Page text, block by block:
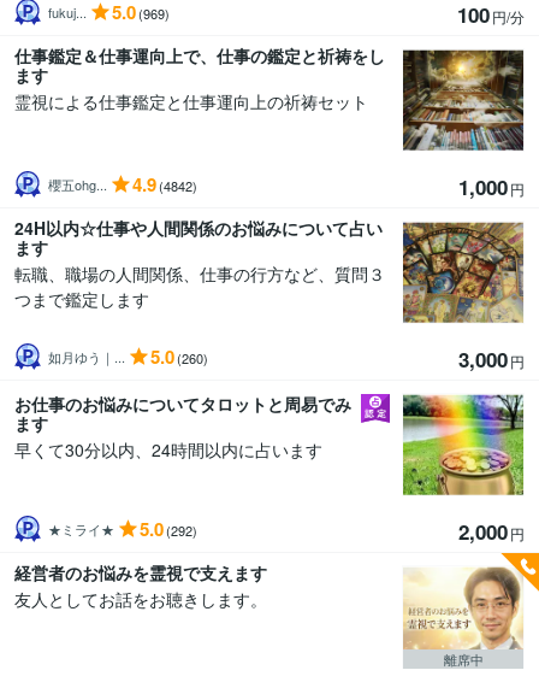
fukuj... 5.0(969) 100円/分
仕事鑑定＆仕事運向上で、仕事の鑑定と祈祷をし
ます
霊視による仕事鑑定と仕事運向上の祈祷セット
櫻五ohg... 4.9(4842) 1,000円
24H以内☆仕事や人間関係のお悩みについて占い
ます
転職、職場の人間関係、仕事の行方など、質問３
つまで鑑定します
如月ゆう｜... 5.0(260) 3,000円
お仕事のお悩みについてタロットと周易でみ
ます
早くて30分以内、24時間以内に占います
★ミライ★ 5.0(292) 2,000円
経営者のお悩みを霊視で支えます
友人としてお話をお聴きします。
離席中